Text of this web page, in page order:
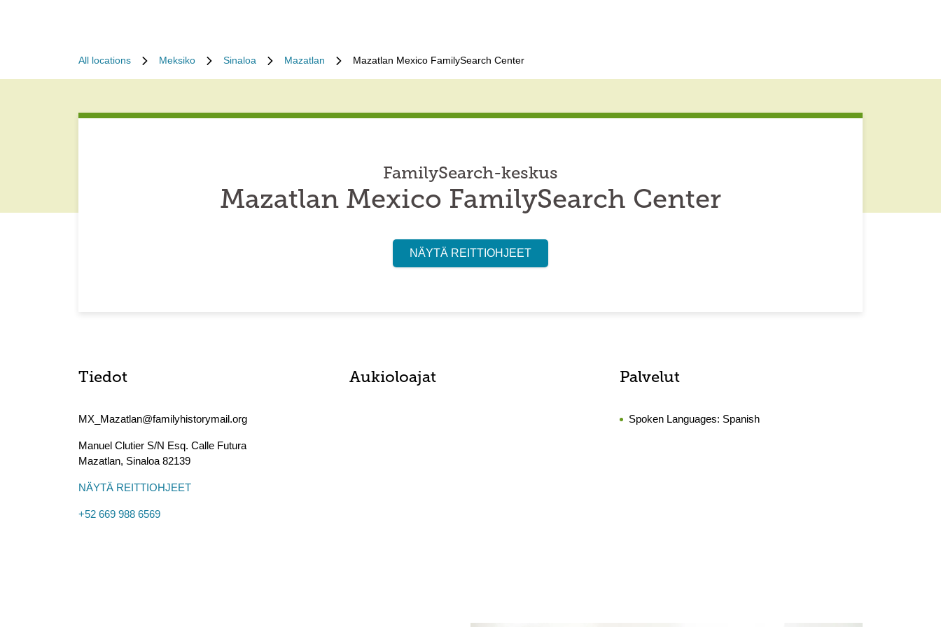
All locations Meksiko Sinaloa Mazatlan Mazatlan Mexico FamilySearch Center
FamilySearch-keskus
Mazatlan Mexico FamilySearch Center
NÄYTÄ REITTIOHJEET
Tiedot
MX_Mazatlan@familyhistorymail.org
Manuel Clutier S/N Esq. Calle Futura
Mazatlan, Sinaloa 82139
NÄYTÄ REITTIOHJEET
+52 669 988 6569
Aukioloajat Palvelut
Spoken Languages: Spanish